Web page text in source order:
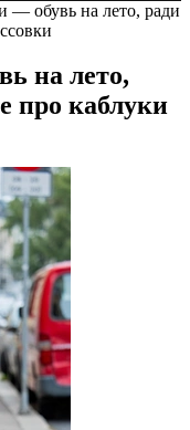
— обувь на лето, ради
на лето,
про каблуки